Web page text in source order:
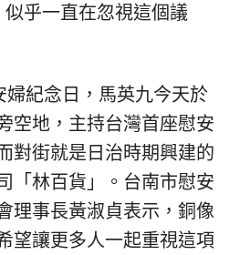
乎一直在忽視這個議
婦紀念日，馬英九今天於
空地，主持台灣首座慰安
對街就是日治時期興建的
「林百貨」。台南市慰安
理事長黃淑貞表示，銅像
望讓更多人一起重視這項